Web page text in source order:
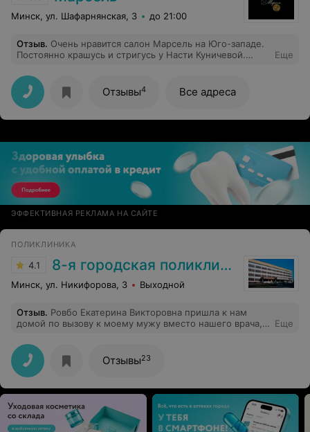
таком-же темпе!
Минск, ул. Шафарнянская, 3 до 21:00
Отзыв. Очень нравится салон Марсель на Юго-западе.
Постоянно крашусь и стригусь у Насти Куничевой.
Еще
Отзывы4 Все адреса
ЭФФЕКТИВНАЯ РЕКЛАМА НА САЙТЕ
ПОЛИКЛИНИКА
4.1 8-я городская поликлиника
Минск, ул. Никифорова, 3 Выходной
Отзыв. Ровбо Екатерина Викторовна пришла к нам
домой по вызову к моему мужу вместо нашего врача,
выслушала все жалобы и пожелания, предложила
оформить документы для курирования хосписом.
Предложила госпитализацию, но муж отказался. Мы
были тронуты ее профессионализмом, эмпатией и
желанием помочь тяжело больному человеку. Это
Врач и ЧЕЛОВЕК с большой буквы.
Еще
Отзывы23